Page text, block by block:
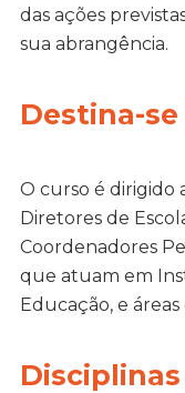
das ações
sua abrangência.
Destina-se
O curso é dirigido
Diretores de
Coordenadores
que atuam em
Educação, e
Disciplinas